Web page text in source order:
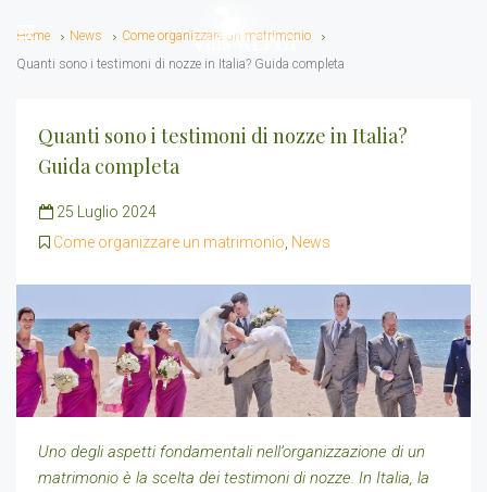
Home News
Come organizzare un matrimonio
Quanti sono i testimoni di nozze in Italia? Guida completa
Quanti sono i testimoni di nozze in Italia?
Guida completa
25 Luglio 2024
Come organizzare un matrimonio News
Uno degli aspetti fondamentali nell’organizzazione di un
matrimonio è la scelta dei testimoni di nozze. In Italia, la